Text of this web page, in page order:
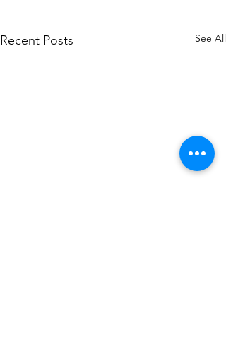
Recent Posts See All